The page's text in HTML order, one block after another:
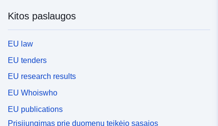
Kitos paslaugos
EU law
EU tenders
EU research results
EU Whoiswho
EU publications
Prisijungimas prie duomenų teikėjo sąsajos